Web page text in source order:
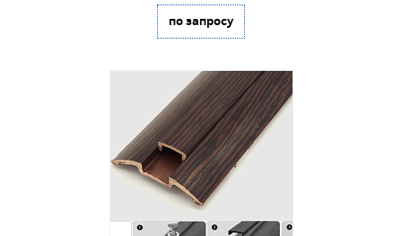
по запросу